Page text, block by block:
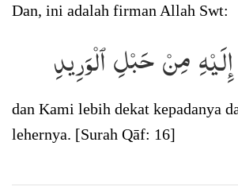
Dan, ini adalah firman Allah Swt:
مِنۡ حَبۡلِ ٱلۡوَرِيدِ
dan Kami lebih dekat kepadanya
lehernya. [Surah Qāf: 16]